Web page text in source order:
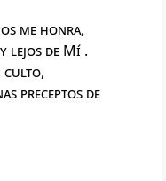
me honra,
lejos de Mí .
culto,
preceptos de